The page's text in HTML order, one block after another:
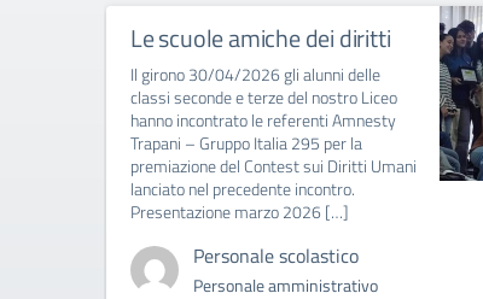
Le scuole amiche dei diritti
Il girono 30/04/2026 gli alunni delle
classi seconde e terze del nostro Liceo
hanno incontrato le referenti Amnesty
Trapani – Gruppo Italia 295 per la
premiazione del Contest sui Diritti Umani
lanciato nel precedente incontro.
Presentazione marzo 2026 […]
Personale scolastico
Personale amministrativo